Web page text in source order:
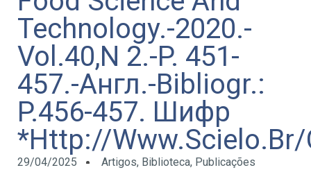
Technology.-2020.-
Vol.40,N 2.-P. 451-
457.-Англ.-Bibliogr.:
P.456-457. Шифр
*Http://
29/04/2025 Artigos, Biblioteca, Publicações